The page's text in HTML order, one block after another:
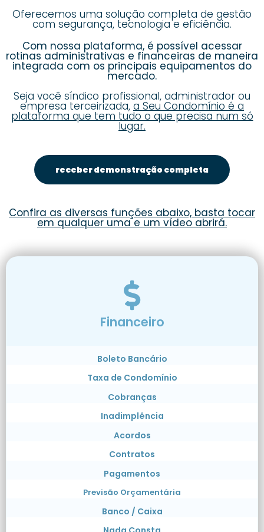
Oferecemos uma solução completa de gestão
com segurança, tecnologia e eficiência.
Com nossa plataforma, é possível acessar
rotinas administrativas e financeiras de maneira
integrada com os principais equipamentos do
mercado.
Seja você síndico profissional, administrador ou
empresa terceirizada, a Seu Condomínio é a
plataforma que tem tudo o que precisa num só
lugar.
receber demonstração completa
Confira as diversas funções abaixo, basta tocar
em qualquer uma e um vídeo abrirá.
Financeiro
Boleto Bancário
Taxa de Condomínio
Cobranças
Inadimplência
Acordos
Contratos
Pagamentos
Previsão Orçamentária
Banco / Caixa